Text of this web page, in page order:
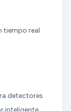
tiempo real
detectores